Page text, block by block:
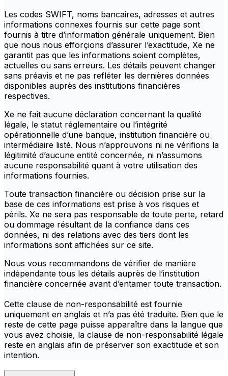
Les codes SWIFT, noms bancaires, adresses et autres
informations connexes fournis sur cette page sont
fournis à titre d’information générale uniquement. Bien
que nous nous efforçions d’assurer l’exactitude, Xe ne
garantit pas que les informations soient complètes,
actuelles ou sans erreurs. Les détails peuvent changer
sans préavis et ne pas refléter les dernières données
disponibles auprès des institutions financières
respectives.
Xe ne fait aucune déclaration concernant la qualité
légale, le statut réglementaire ou l’intégrité
opérationnelle d’une banque, institution financière ou
intermédiaire listé. Nous n’approuvons ni ne vérifions la
légitimité d’aucune entité concernée, ni n’assumons
aucune responsabilité quant à votre utilisation des
informations fournies.
Toute transaction financière ou décision prise sur la
base de ces informations est prise à vos risques et
périls. Xe ne sera pas responsable de toute perte, retard
ou dommage résultant de la confiance dans ces
données, ni des relations avec des tiers dont les
informations sont affichées sur ce site.
Nous vous recommandons de vérifier de manière
indépendante tous les détails auprès de l’institution
financière concernée avant d’entamer toute transaction.
Cette clause de non-responsabilité est fournie
uniquement en anglais et n’a pas été traduite. Bien que le
reste de cette page puisse apparaître dans la langue que
vous avez choisie, la clause de non-responsabilité légale
reste en anglais afin de préserver son exactitude et son
intention.